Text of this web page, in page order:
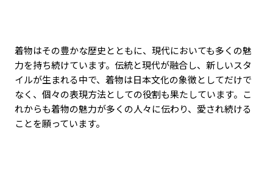
着物はその豊かな歴史とともに、現代においても多くの魅
力を持ち続けています。伝統と現代が融合し、新しいスタ
イルが生まれる中で、着物は日本文化の象徴としてだけで
なく、個々の表現方法としての役割も果たしています。こ
れからも着物の魅力が多くの人々に伝わり、愛され続ける
ことを願っています。